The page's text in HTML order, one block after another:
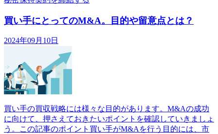
買い手にとってのM&A。目的や留意点とは？
2024年09月10日
買い手の買収戦略には様々な目的があります。M&Aの成功
に向けて、押さえておきたいポイントを確認していきましょ
う。この記事のポイント買い手がM&Aを行う目的には、市